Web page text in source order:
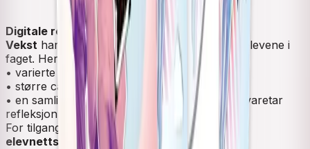
Digitale ressurser for elevene
Vekst har supplerende digitale ressurser for elevene i
faget. Her finner elevene:
• varierte oppgaver til hvert kapittel
• større case-oppgaver og læringsstier
• en samling med varierte ressurser for som ivaretar
refleksjon og praktisk problemløsning
For tilgang til lydbøker, kreves lisens til
Vekst
elevnettsted Pluss
(LK20).